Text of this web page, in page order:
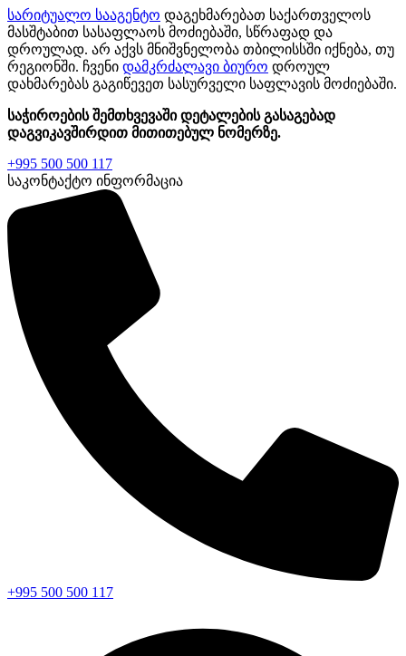
სარიტუალო სააგენტო დაგეხმარებათ საქართველოს
მასშტაბით სასაფლაოს მოძიებაში, სწრაფად და
დროულად. არ აქვს მნიშვნელობა თბილისსში იქნება, თუ
რეგიონში. ჩვენი დამკრძალავი ბიურო დროულ
დახმარებას გაგიწევეთ სასურველი საფლავის მოძიებაში.
საჭიროების შემთხვევაში დეტალების გასაგებად
დაგვიკავშირდით მითითებულ ნომერზე.
+995 500 500 117
საკონტაქტო ინფორმაცია
+995 500 500 117